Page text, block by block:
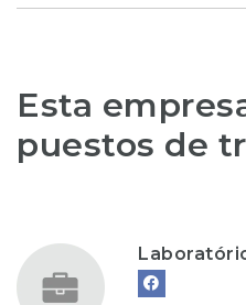
Esta
puestos de